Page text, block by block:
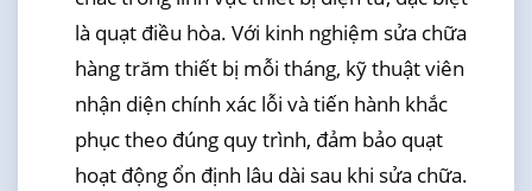
là quạt điều hòa. Với kinh nghiệm sửa chữa
hàng trăm thiết bị mỗi tháng, kỹ thuật viên
nhận diện chính xác lỗi và tiến hành khắc
phục theo đúng quy trình, đảm bảo quạt
hoạt động ổn định lâu dài sau khi sửa chữa.